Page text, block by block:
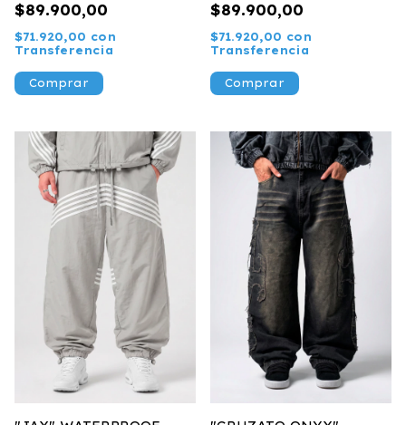
$89.900,00
$71.920,00 con
Transferencia
Comprar
$89.900,00
$71.920,00 con
Transferencia
Comprar